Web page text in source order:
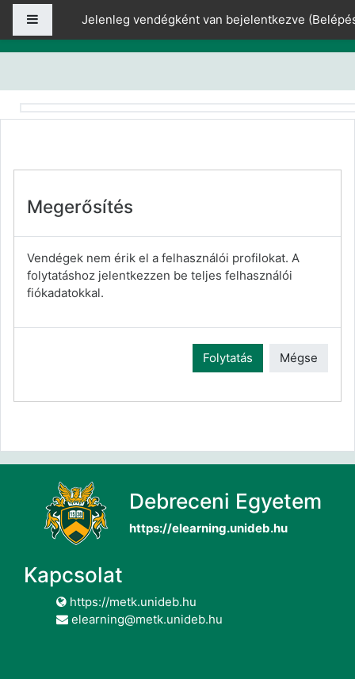
Tovább a fő tartalomhoz
OldalpanelJelenleg vendégként van bejelentkezve (
Megerősítés
Vendégek nem érik el a felhasználói profilokat. A
folytatáshoz jelentkezzen be teljes felhasználói
fiókadatokkal.
Folytatás Mégse
Debreceni Egyetem
https://elearning.unideb.hu
Kapcsolat
https://metk.unideb.hu
elearning@metk.unideb.hu